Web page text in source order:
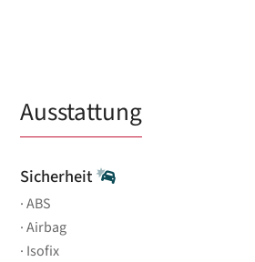
Ausstattung
Sicherheit
ABS
Airbag
Isofix